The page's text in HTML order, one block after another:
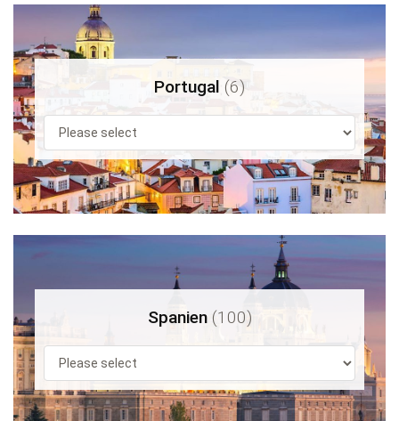
Portugal (6)
Spanien(100)